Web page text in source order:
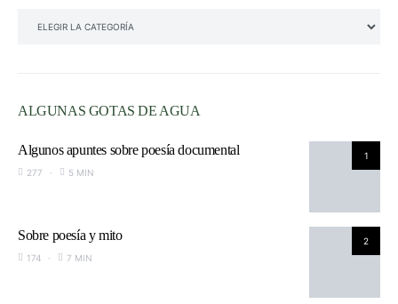
ALGUNAS GOTAS DE AGUA
1
Algunos apuntes sobre poesía documental
277 5 MIN
2
Sobre poesía y mito
174 7 MIN